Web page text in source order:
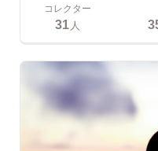
コレクター
31人